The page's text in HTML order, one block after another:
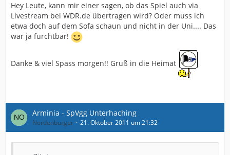
Hey Leute, kann mir einer sagen, ob das Spiel auch via
Livestream bei WDR.de übertragen wird? Oder muss ich
etwa doch auf dem Sofa schaun und nicht in der Uni.... Das
wär ja furchtbar!
Danke & viel Spass morgen!! Gruß in die Heimat
Arminia - SpVgg Unterhaching
Nordenburger 21. Oktober 2011 um 21:32